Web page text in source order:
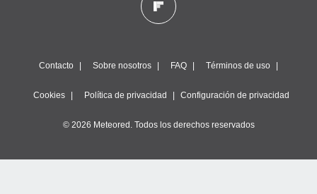
Contacto Sobre nosotros FAQ Términos de uso
Cookies Política de privacidad Configuración de privacidad
© 2026 Meteored. Todos los derechos reservados